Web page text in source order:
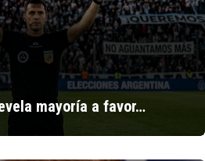
mayoría a favor…